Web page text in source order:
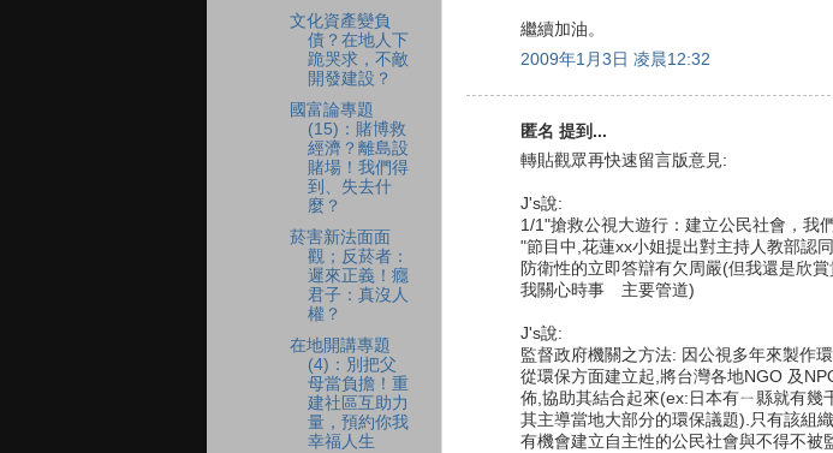
繼續加油。
2009年1月3日 凌晨12:32
匿名 提到...
轉貼觀眾再快速留言版意見:
J's說:
1/1"搶救公視大遊行：建立公民社會，我
"節目中,花蓮xx小姐提出對主持人教部認
防衛性的立即答辯有欠周嚴(但我還是欣
我關心時事 主要管道)
J's說:
監督政府機關之方法: 因公視多年來製作
從環保方面建立起,將台灣各地NGO 及
佈,協助其結合起來(ex:日本有ㄧ縣就有幾
其主導當地大部分的環保議題).只有該組
有機會建立自主性的公民社會與不得不被
文化資產變負
債？在地人下
跪哭求，不敵
開發建設？
國富論專題
(15)：賭博救
經濟？離島設
賭場！我們得
到、失去什
麼？
菸害新法面面
觀；反菸者：
遲來正義！癮
君子：真沒人
權？
在地開講專題
(4)：別把父
母當負擔！重
建社區互助力
量，預約你我
幸福人生